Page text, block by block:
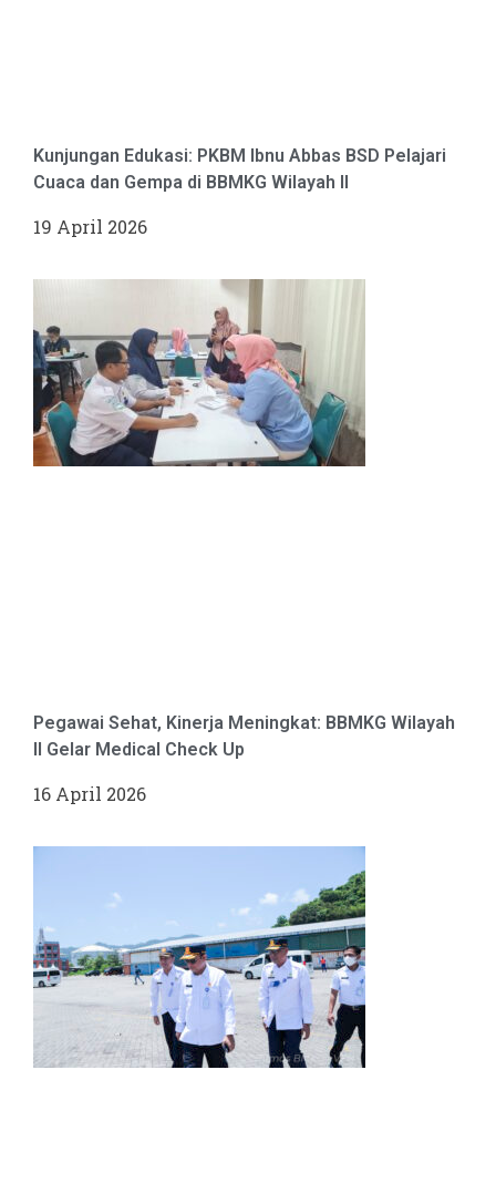
Kunjungan Edukasi: PKBM Ibnu Abbas BSD Pelajari
Cuaca dan Gempa di BBMKG Wilayah II
19 April 2026
Pegawai Sehat, Kinerja Meningkat: BBMKG Wilayah
II Gelar Medical Check Up
16 April 2026